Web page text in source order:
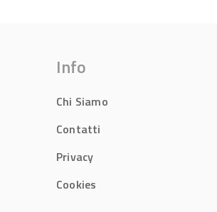
Info
Chi Siamo
Contatti
Privacy
Cookies